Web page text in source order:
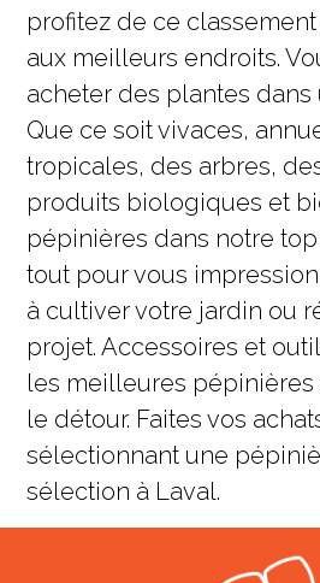
profitez de ce
aux meilleurs endroits.
acheter des plantes dans
Que ce soit vivaces,
tropicales, des arbres,
produits biologiques et
pépinières dans notre
tout pour vous
à cultiver votre jardin ou
projet. Accessoires et
les meilleures
le détour. Faites vos
sélectionnant une
sélection à Laval.